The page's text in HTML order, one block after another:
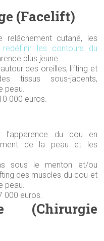
(Facelift)
relâchement cutané, les
redéfinir les contours du
plus jeune.
des oreilles, lifting et
tissus sous-jacents,
peau.
000 euros.
l’apparence du cou en
de la peau et les
sous le menton et/ou
des muscles du cou et
peau.
000 euros.
(Chirurgie